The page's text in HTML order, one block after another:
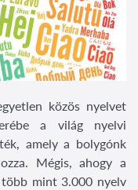
közös nyelvet
a világ nyelvi
amely a bolygónk
Mégis, ahogy a
mint 3.000 nyelv